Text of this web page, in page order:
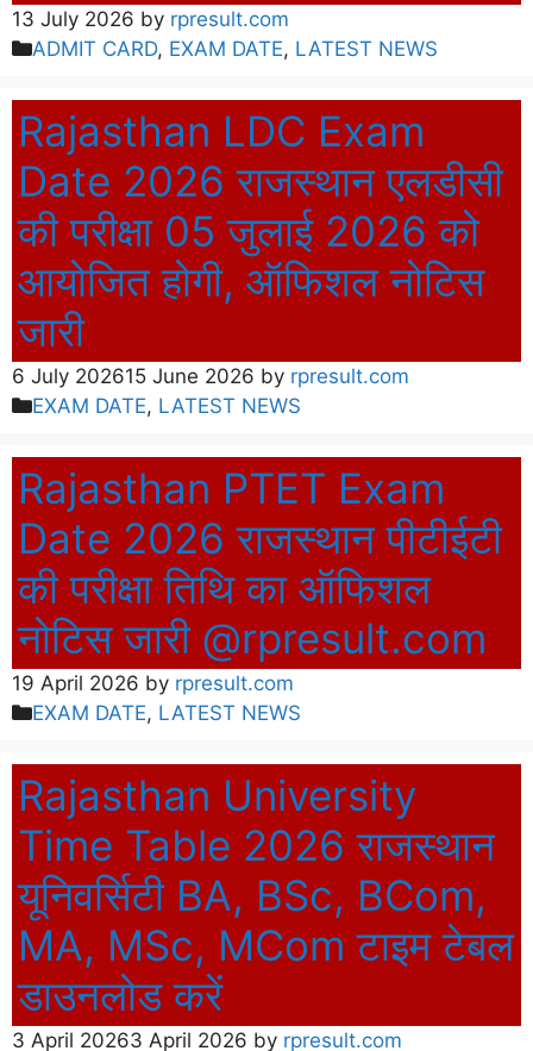
13 July 2026 by rpresult.com
Categories
ADMIT CARD, EXAM DATE, LATEST NEWS
Rajasthan LDC Exam
Date 2026 राजस्थान एलडीसी
की परीक्षा 05 जुलाई 2026 को
आयोजित होगी, ऑफिशल नोटिस
जारी
6 July 202615 June 2026 by rpresult.com
Categories
EXAM DATE, LATEST NEWS
Rajasthan PTET Exam
Date 2026 राजस्थान पीटीईटी
की परीक्षा तिथि का ऑफिशल
नोटिस जारी @rpresult.com
19 April 2026 by rpresult.com
Categories
EXAM DATE, LATEST NEWS
Rajasthan University
Time Table 2026 राजस्थान
यूनिवर्सिटी BA, BSc, BCom,
MA, MSc, MCom टाइम टेबल
डाउनलोड करें
3 April 20263 April 2026 by rpresult.com